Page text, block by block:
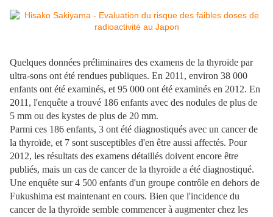
Quelques données préliminaires des examens de la thyroïde par
ultra-sons ont été rendues publiques. En 2011, environ 38 000
enfants ont été examinés, et 95 000 ont été examinés en 2012. En
2011, l'enquête a trouvé 186 enfants avec des nodules de plus de
5 mm ou des kystes de plus de 20 mm.
Parmi ces 186 enfants, 3 ont été diagnostiqués avec un cancer de
la thyroïde, et 7 sont susceptibles d'en être aussi affectés. Pour
2012, les résultats des examens détaillés doivent encore être
publiés, mais un cas de cancer de la thyroïde a été diagnostiqué.
Une enquête sur 4 500 enfants d'un groupe contrôle en dehors de
Fukushima est maintenant en cours. Bien que l'incidence du
cancer de la thyroïde semble commencer à augmenter chez les